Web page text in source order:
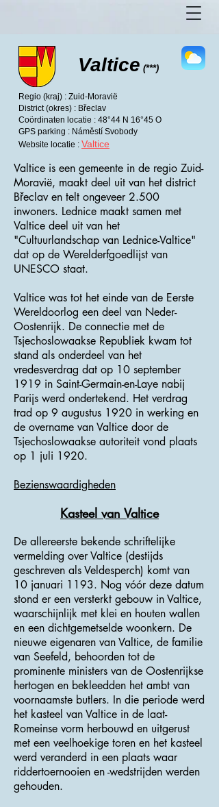
Valtice (***)
Regio (kraj) : Zuid-Moravië
District (okres) : Břeclav
Coördinaten locatie : 48°44 N 16°45 O
GPS parking : Náměstí Svobody
Website locatie : Valtice
Valtice is een gemeente in de regio Zuid-
Moravië, maakt deel uit van het district
Břeclav en telt ongeveer 2.500
inwoners. Lednice maakt samen met
Valtice deel uit van het
"Cultuurlandschap van Lednice-Valtice"
dat op de Werelderfgoedlijst van
UNESCO staat.
Valtice was tot het einde van de Eerste
Wereldoorlog een deel van Neder-
Oostenrijk. De connectie met de
Tsjechoslowaakse Republiek kwam tot
stand als onderdeel van het
vredesverdrag dat op 10 september
1919 in Saint-Germain-en-Laye nabij
Parijs werd ondertekend. Het verdrag
trad op 9 augustus 1920 in werking en
de overname van Valtice door de
Tsjechoslowaakse autoriteit vond plaats
op 1 juli 1920.
Bezienswaardigheden
Kasteel van Valtice
De allereerste bekende schriftelijke
vermelding over Valtice (destijds
geschreven als Veldesperch) komt van
10 januari 1193. Nog vóór deze datum
stond er een versterkt gebouw in Valtice,
waarschijnlijk met klei en houten wallen
en een dichtgemetselde woonkern. De
nieuwe eigenaren van Valtice, de familie
van Seefeld, behoorden tot de
prominente ministers van de Oostenrijkse
hertogen en bekleedden het ambt van
voornaamste butlers. In die periode werd
het kasteel van Valtice in de laat-
Romeinse vorm herbouwd en uitgerust
met een veelhoekige toren en het kasteel
werd veranderd in een plaats waar
riddertoernooien en -wedstrijden werden
gehouden.